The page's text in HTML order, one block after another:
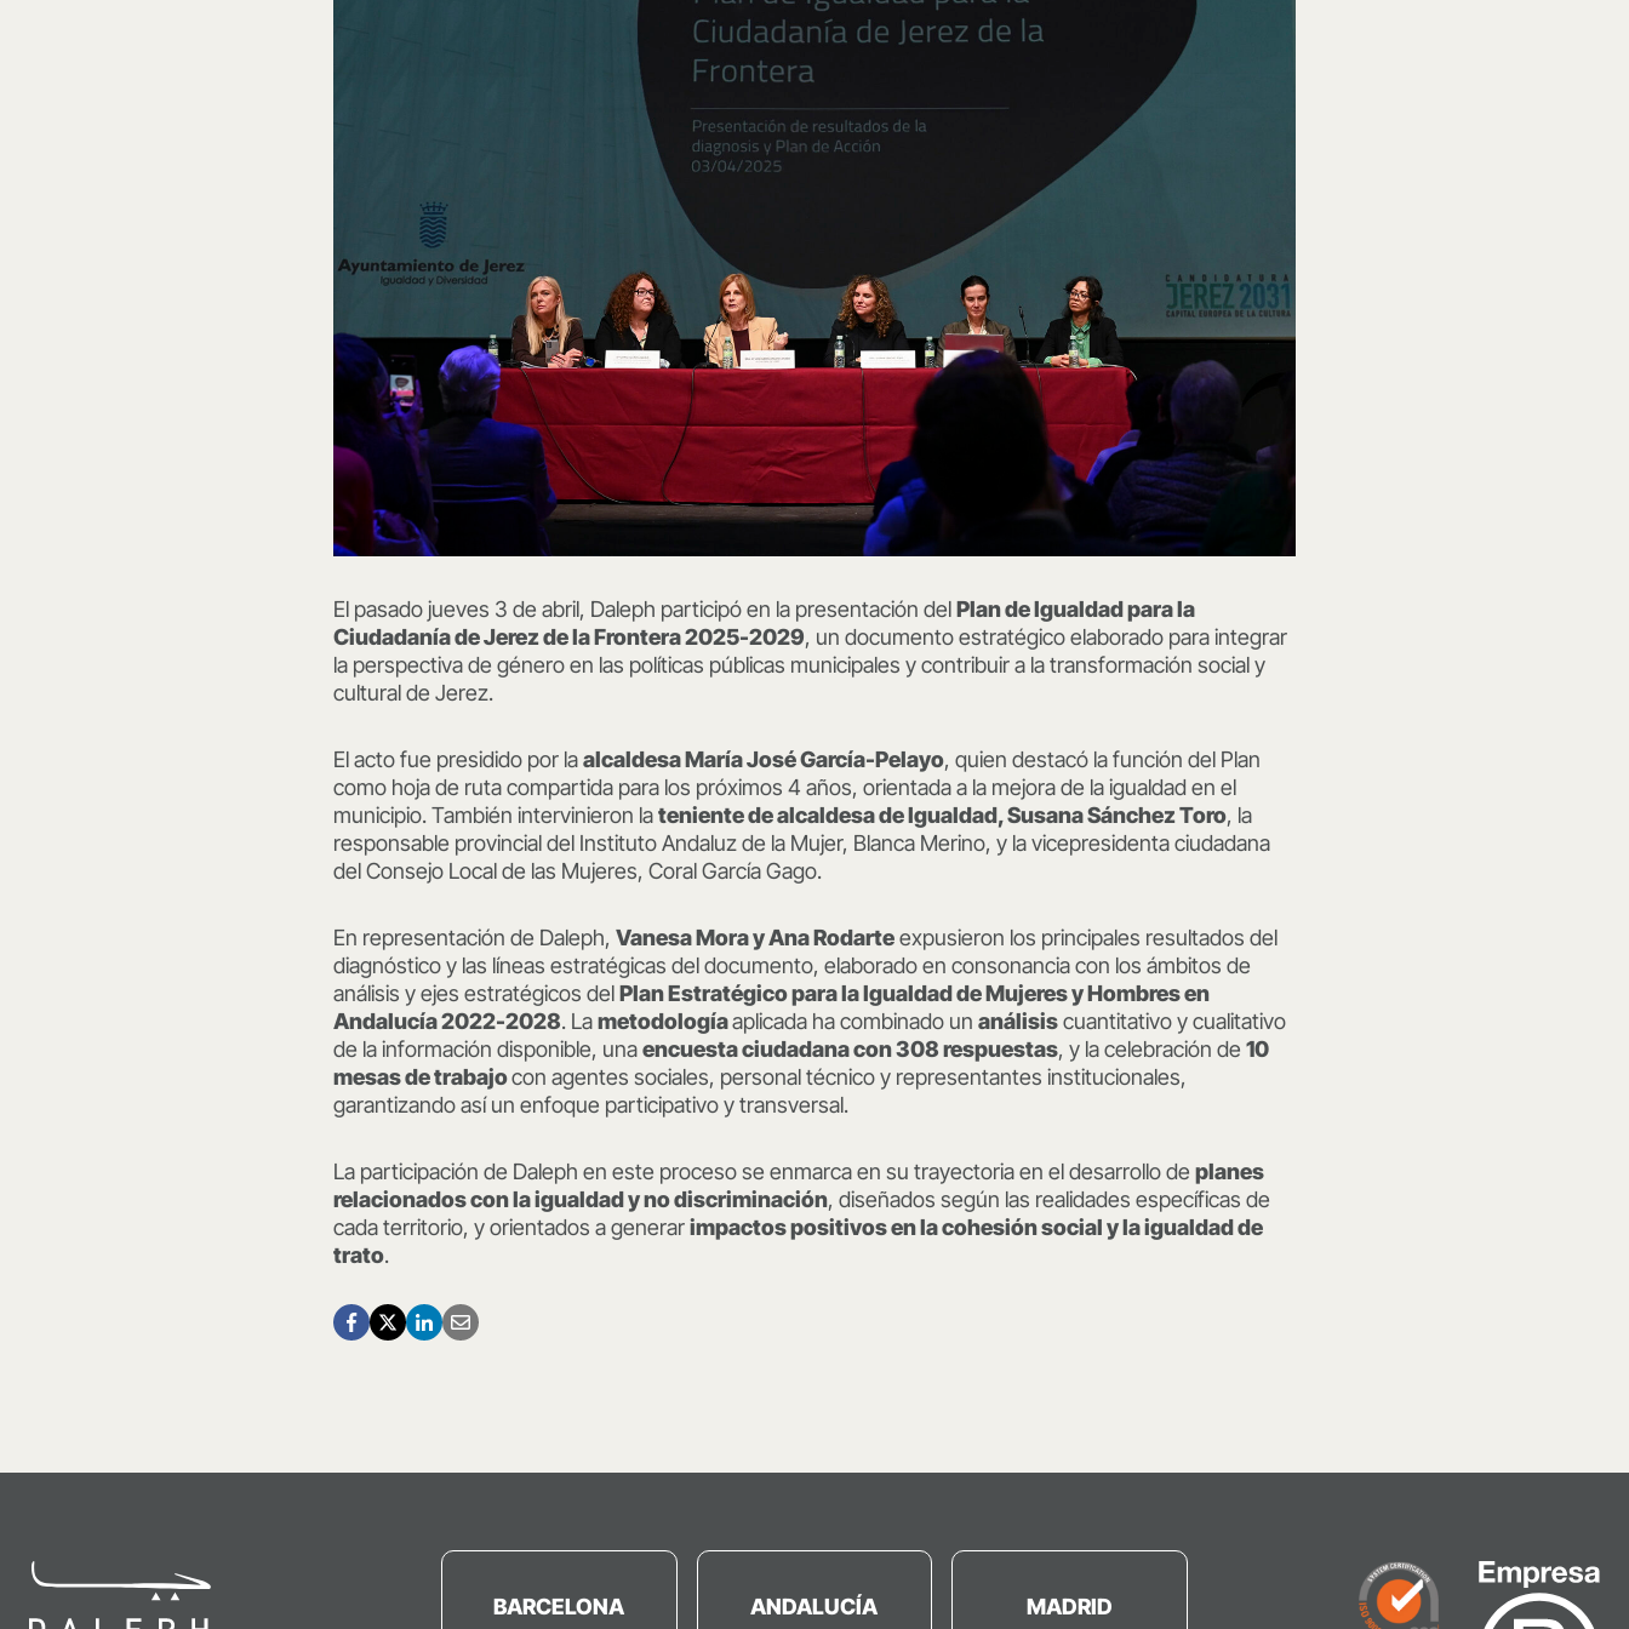
El pasado jueves 3 de abril, Daleph participó en la presentación delPlan de Igualdad para la
Ciudadanía de Jerez de la Frontera 2025-2029, un documento estratégico elaborado para integrar
la perspectiva de género en las políticas públicas municipales y contribuir a la transformación social y
cultural de Jerez.
El acto fue presidido por laalcaldesa María José García-Pelayo, quien destacó la función del Plan
como hoja de ruta compartida para los próximos 4 años, orientada a la mejora de la igualdad en el
municipio. También intervinieron lateniente de alcaldesa de Igualdad, Susana Sánchez Toro, la
responsable provincial del Instituto Andaluz de la Mujer, Blanca Merino, y la vicepresidenta ciudadana
del Consejo Local de las Mujeres, Coral García Gago.
En representación de Daleph, Vanesa Mora y Ana Rodarteexpusieron los principales resultados del
diagnóstico y las líneas estratégicas del documento, elaborado en consonancia con los ámbitos de
análisis y ejes estratégicos delPlan Estratégico para la Igualdad de Mujeres y Hombres en
Andalucía 2022-2028. Lametodologíaaplicada ha combinado un análisiscuantitativo y cualitativo
de la información disponible, unaencuesta ciudadana con 308 respuestas, y la celebración de 10
mesas de trabajocon agentes sociales, personal técnico y representantes institucionales,
garantizando así un enfoque participativo y transversal.
La participación de Daleph en este proceso se enmarca en su trayectoria en el desarrollo de planes
relacionados con la igualdad y no discriminación, diseñados según las realidades específicas de
cada territorio, y orientados a generarimpactos positivos en la cohesión social y la igualdad de
trato.
BARCELONA ANDALUCÍA MADRID